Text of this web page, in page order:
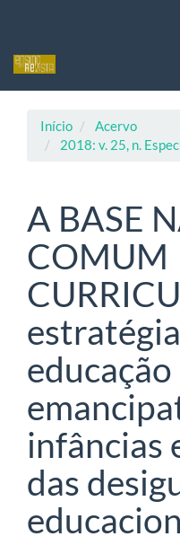
principal
Início
Acervo
2018: v. 25, n.
A BASE
COMUM
educação
infâncias
das